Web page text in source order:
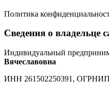
Политика
Сведения о владельце
Индивидуальный
Вячеславовна
ИНН 261502250391, ОГРНИП